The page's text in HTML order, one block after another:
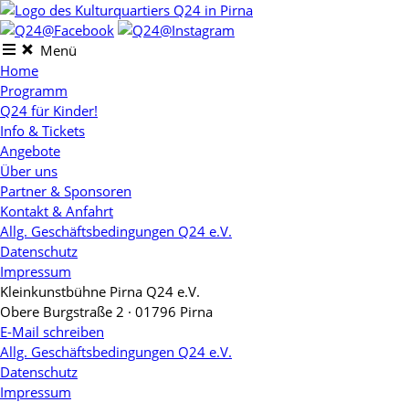
Skip
to
contentMenü
Home
Programm
Q24 für Kinder!
Info & Tickets
Angebote
Über uns
Partner & Sponsoren
Kontakt & Anfahrt
Allg. Geschäftsbedingungen Q24 e.V.
Datenschutz
Impressum
Kleinkunstbühne Pirna Q24 e.V.
Obere Burgstraße 2 · 01796 Pirna
E-Mail schreiben
Allg. Geschäftsbedingungen Q24 e.V.
Datenschutz
Impressum